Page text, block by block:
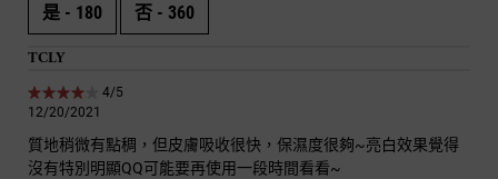
是 - 180 否 - 360
TCLY
4 out of 5 stars.
4/5
12/20/2021
質地稍微有點稠，但皮膚吸收很快，保濕度很夠~亮白效果覺得
沒有特別明顯QQ可能要再使用一段時間看看~